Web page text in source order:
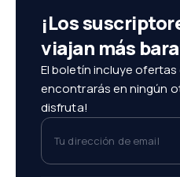
¡Los
viajan más
El boletín incluye
encontrarás en ningún
disfruta!
Tu dirección de email